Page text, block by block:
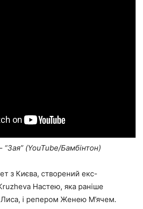
“Зая” (YouTube/Бамбінтон)
з Києва, створений екс-
Настею, яка раніше
Лиса, і репером Женею М’ячем.